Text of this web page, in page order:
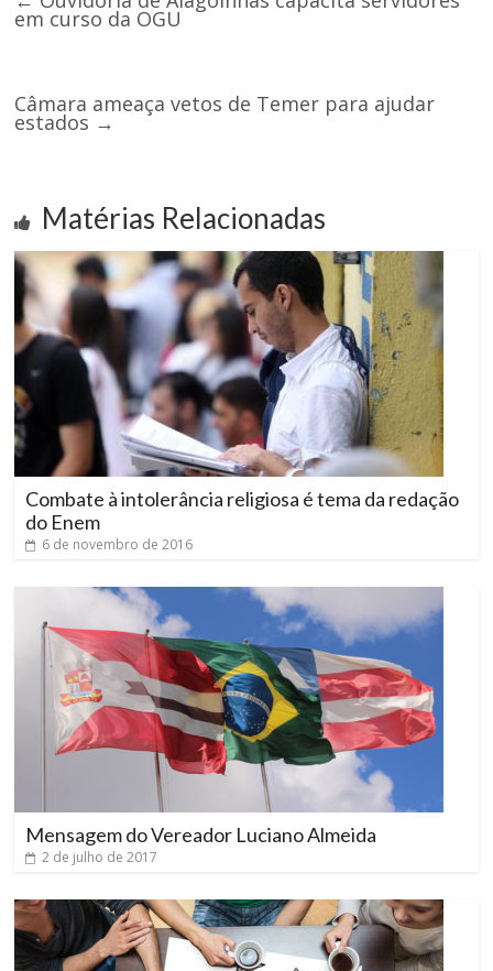
em curso da OGU
Câmara ameaça vetos de Temer para ajudar
estados →
Matérias Relacionadas
Combate à intolerância religiosa é tema da redação
do Enem
6 de novembro de 2016
Mensagem do Vereador Luciano Almeida
2 de julho de 2017